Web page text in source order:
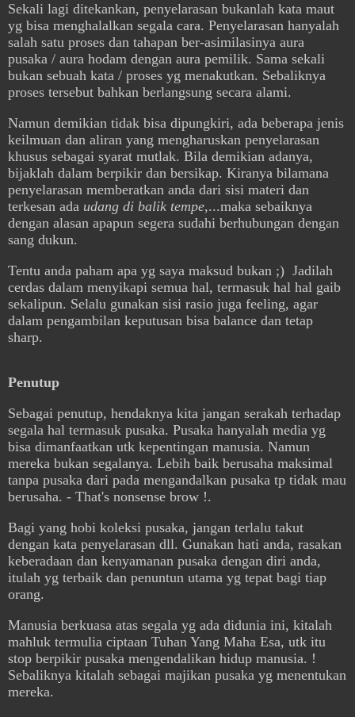
Sekali lagi ditekankan, penyelarasan bukanlah kata maut
yg bisa menghalalkan segala cara. Penyelarasan hanyalah
salah satu proses dan tahapan ber-asimilasinya aura
pusaka / aura hodam dengan aura pemilik. Sama sekali
bukan sebuah kata / proses yg menakutkan. Sebaliknya
proses tersebut bahkan berlangsung secara alami.
Namun demikian tidak bisa dipungkiri, ada beberapa jenis
keilmuan dan aliran yang mengharuskan penyelarasan
khusus sebagai syarat mutlak. Bila demikian adanya,
bijaklah dalam berpikir dan bersikap. Kiranya bilamana
penyelarasan memberatkan anda dari sisi materi dan
terkesan ada udang di balik tempe,...maka sebaiknya
dengan alasan apapun segera sudahi berhubungan dengan
sang dukun.
Tentu anda paham apa yg saya maksud bukan ;) Jadilah
cerdas dalam menyikapi semua hal, termasuk hal hal gaib
sekalipun. Selalu gunakan sisi rasio juga feeling, agar
dalam pengambilan keputusan bisa balance dan tetap
sharp.
Penutup
Sebagai penutup, hendaknya kita jangan serakah terhadap
segala hal termasuk pusaka. Pusaka hanyalah media yg
bisa dimanfaatkan utk kepentingan manusia. Namun
mereka bukan segalanya. Lebih baik berusaha maksimal
tanpa pusaka dari pada mengandalkan pusaka tp tidak mau
berusaha. - That's nonsense brow !.
Bagi yang hobi koleksi pusaka, jangan terlalu takut
dengan kata penyelarasan dll. Gunakan hati anda, rasakan
keberadaan dan kenyamanan pusaka dengan diri anda,
itulah yg terbaik dan penuntun utama yg tepat bagi tiap
orang.
Manusia berkuasa atas segala yg ada didunia ini, kitalah
mahluk termulia ciptaan Tuhan Yang Maha Esa, utk itu
stop berpikir pusaka mengendalikan hidup manusia. !
Sebaliknya kitalah sebagai majikan pusaka yg menentukan
mereka.